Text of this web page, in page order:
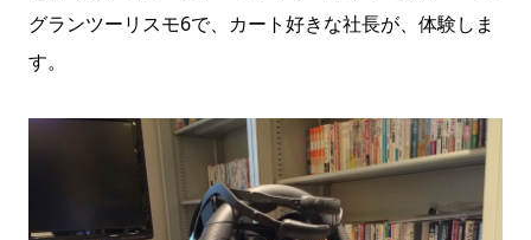
グランツーリスモ6で、カート好きな社長が、体験しま
す。